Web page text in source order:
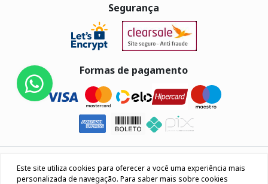
Segurança
Formas de pagamento
Eletrus Componentes Eletrônicos - CNPJ
04.080.033/0001-40
Este site utiliza cookies para oferecer a você uma experiência mais
personalizada de navegação. Para saber mais sobre cookies